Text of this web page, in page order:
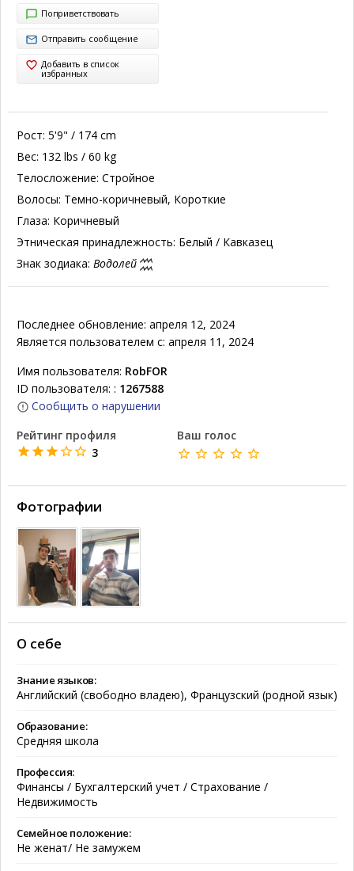
Поприветствовать
Отправить сообщение
Добавить в список
избранных
Рост: 5'9" / 174 cm
Вес: 132 lbs / 60 kg
Телосложение: Стройное
Волосы: Темно-коричневый, Короткие
Глаза: Коричневый
Этническая принадлежность: Белый / Кавказец
Знак зодиака: Водолей
Последнее обновление: апреля 12, 2024
Является пользователем с: апреля 11, 2024
Имя пользователя: RobFOR
ID пользователя: : 1267588
Сообщить о нарушении
Рейтинг профиля
3
Ваш голос
Фотографии
О себе
Знание языков:
Английский (свободно владею), Французский (родной язык)
Образование:
Средняя школа
Профессия:
Финансы / Бухгалтерский учет / Страхование /
Недвижимость
Семейное положение:
Не женат/ Не замужем